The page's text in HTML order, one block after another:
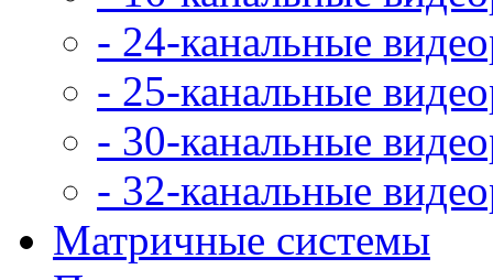
- 24-канальные
- 25-канальные
- 30-канальные
- 32-канальные
Матричные системы